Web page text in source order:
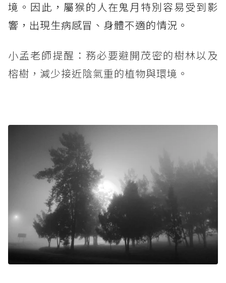
境。因此，屬猴的人在鬼月特別容易受到影
響，出現生病感冒、身體不適的情況。
小孟老師提醒：務必要避開茂密的樹林以及
榕樹，減少接近陰氣重的植物與環境。